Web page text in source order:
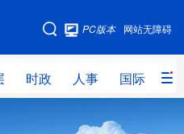
网站无障碍
PC版本
时政 人事 国际 财
地图
人事